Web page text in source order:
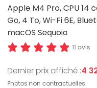
Apple M4 Pro, CPU 14
Go, 4 To, Wi-Fi 6E,
macOS Sequoia
11 avis
Dernier prix affiché :4
Photos non contractuelles